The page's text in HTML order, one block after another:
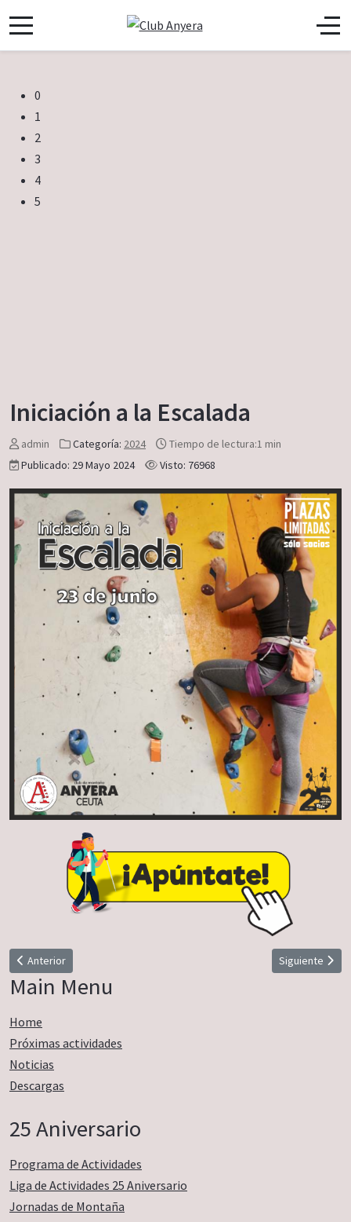
0
1
2
3
4
5
Iniciación a la Escalada
admin Categoría: 2024
Tiempo de lectura:1 min
Publicado: 29 Mayo 2024
Visto: 76968
Artículo anterior: Liga de Actividades - 25 Aniversario
Anterior Artículo
Siguiente
Main Menu
Home
Próximas actividades
Noticias
Descargas
25 Aniversario
Programa de Actividades
Liga de Actividades 25 Aniversario
Jornadas de Montaña